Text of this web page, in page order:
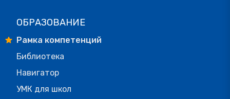
ОБРАЗОВАНИЕ
Рамка компетенций
Библиотека
Навигатор
УМК для школ